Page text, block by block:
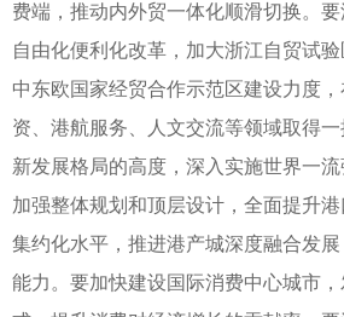
费端，推动内外贸一体化顺滑切换。
自由化便利化改革，加大浙江自贸试
中东欧国家经贸合作示范区建设力度
资、港航服务、人文交流等领域取得
新发展格局的高度，深入实施世界一流
加强整体规划和顶层设计，全面提升港
集约化水平，推进港产城深度融合发
能力。要加快建设国际消费中心城市